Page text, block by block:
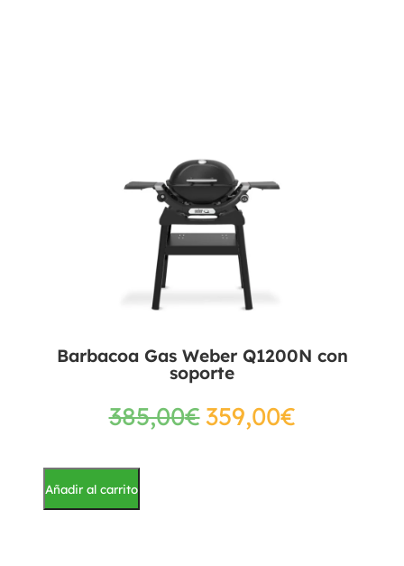
Barbacoa Gas Weber Q1200N con
soporte
385,00€359,00€
Añadir al carrito